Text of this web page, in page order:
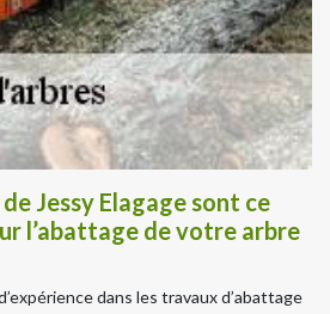
Jessy Elagage sont ce
l’abattage de votre arbre
dans les travaux d’abattage